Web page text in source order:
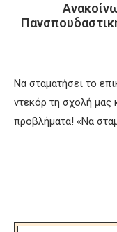
Να σταματήσει το
ντεκόρ τη σχολή μας
προβλήματα! «Να